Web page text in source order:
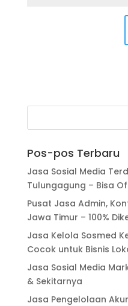
Pos-pos Terbaru
Jasa Sosial Media
Tulungagung – Bisa
Pusat Jasa Admin,
Jawa Timur – 100%
Jasa Kelola Sosmed
Cocok untuk Bisnis
Jasa Sosial Media
& Sekitarnya
Jasa Pengelolaan